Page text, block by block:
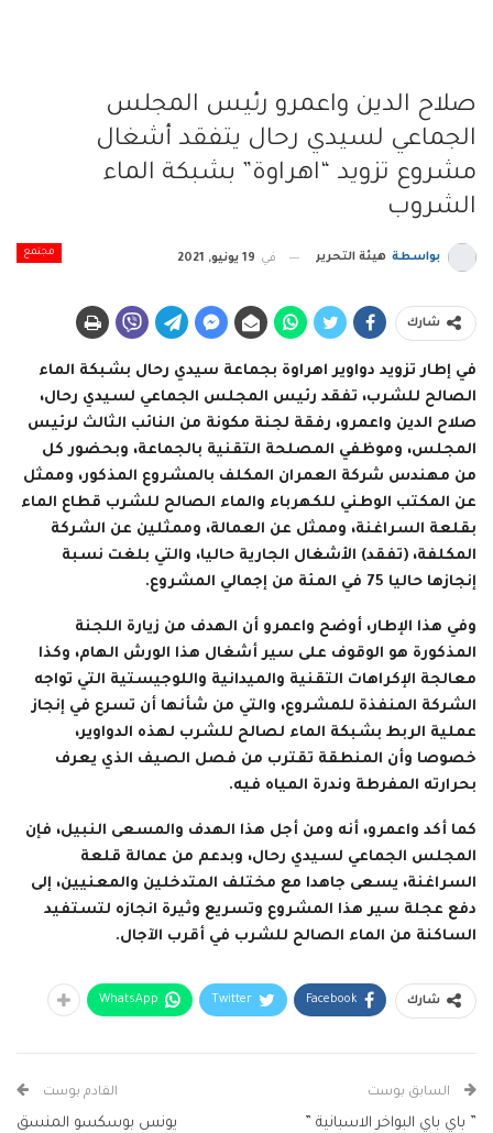
صلاح الدين واعمرو رئيس المجلس
الجماعي لسيدي رحال يتفقد أشغال
مشروع تزويد “اهراوة” بشبكة الماء
الشروب
مجتمع بواسطة هيئة التحرير في 19 يونيو, 2021
شارك
في إطار تزويد دواوير اهراوة بجماعة سيدي رحال بشبكة الماء
الصالح للشرب، تفقد رئيس المجلس الجماعي لسيدي رحال،
صلاح الدين واعمرو، رفقة لجنة مكونة من النائب الثالث لرئيس
المجلس، وموظفي المصلحة التقنية بالجماعة، وبحضور كل
من مهندس شركة العمران المكلف بالمشروع المذكور، وممثل
عن المكتب الوطني للكهرباء والماء الصالح للشرب قطاع الماء
بقلعة السراغنة، وممثل عن العمالة، وممثلين عن الشركة
المكلفة، (تفقد) الأشغال الجارية حاليا، والتي بلغت نسبة
إنجازها حاليا 75 في المئة من إجمالي المشروع.
وفي هذا الإطار، أوضح واعمرو أن الهدف من زيارة اللجنة
المذكورة هو الوقوف على سير أشغال هذا الورش الهام، وكذا
معالجة الإكراهات التقنية والميدانية واللوجيستية التي تواجه
الشركة المنفذة للمشروع، والتي من شأنها أن تسرع في إنجاز
عملية الربط بشبكة الماء لصالح للشرب لهذه الدواوير،
خصوصا وأن المنطقة تقترب من فصل الصيف الذي يعرف
بحرارته المفرطة وندرة المياه فيه.
كما أكد واعمرو، أنه ومن أجل هذا الهدف والمسعى النبيل، فإن
المجلس الجماعي لسيدي رحال، وبدعم من عمالة قلعة
السراغنة، يسعى جاهدا مع مختلف المتدخلين والمعنيين، إلى
دفع عجلة سير هذا المشروع وتسريع وثيرة انجازه لتستفيد
الساكنة من الماء الصالح للشرب في أقرب الآجال.
شارك Facebook
Twitter
WhatsApp
السابق بوست
” باي باي البواخر الاسبانية ”
القادم بوست
يونس بوسكسو المنسق